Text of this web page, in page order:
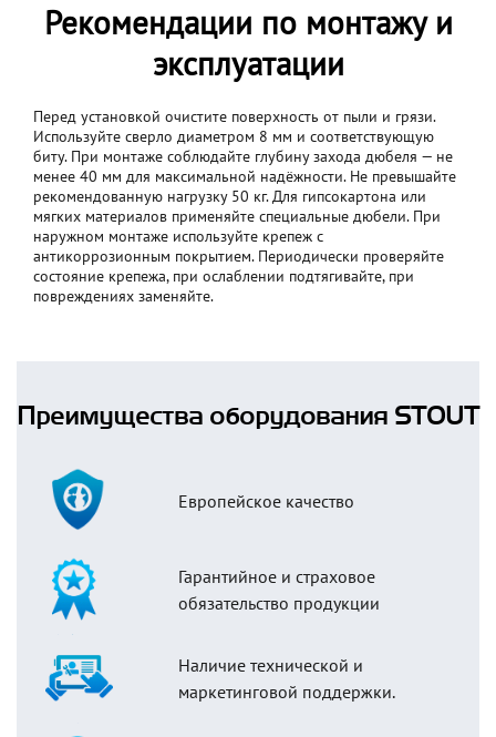
Рекомендации по монтажу и
эксплуатации
Перед установкой очистите поверхность от пыли и грязи.
Используйте сверло диаметром 8 мм и соответствующую
биту. При монтаже соблюдайте глубину захода дюбеля — не
менее 40 мм для максимальной надёжности. Не превышайте
рекомендованную нагрузку 50 кг. Для гипсокартона или
мягких материалов применяйте специальные дюбели. При
наружном монтаже используйте крепеж с
антикоррозионным покрытием. Периодически проверяйте
состояние крепежа, при ослаблении подтягивайте, при
повреждениях заменяйте.
Преимущества оборудования STOUT
Европейское качество
Гарантийное и страховое
обязательство продукции
Наличие технической и
маркетинговой поддержки.